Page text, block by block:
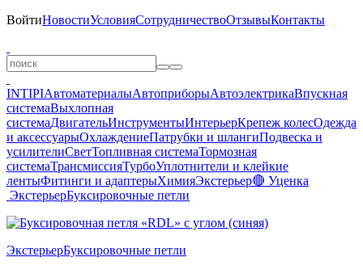
ВойтиНовостиУсловияСотрудничествоОтзывыКонтакты
INTIPIАвтоматериалыАвтоприборыАвтоэлектрикаВпускная
системаВыхлопная
системаДвигательИнструментыИнтерьерКрепеж колесОдежда
и аксессуарыОхлаждениеПатрубки и шлангиПодвеска и
усилителиСветТопливная системаТормозная
системаТрансмиссияТурбоУплотнители и клейкие
лентыФитинги и адаптерыХимияЭкстерьер🔴 Уценка
ЭкстерьерБуксировочные петли
ЭкстерьерБуксировочные петли